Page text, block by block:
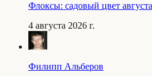
Флоксы: садовый цвет августа
4 августа 2026 г.
Филипп Альберов